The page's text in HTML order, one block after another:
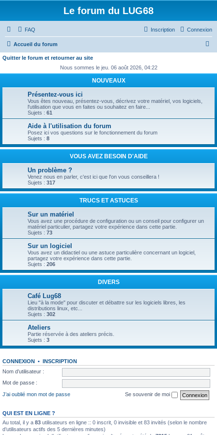
Le forum du LUG68
FAQ Connexion
Inscription
Accueil du forum
r
Quitter le forum et retourner au site
Nous sommes le jeu. 06 août 2026, 04:22
NOUVEAUX
Présentez-vous ici
Vous êtes nouveau, présentez-vous, décrivez votre matériel, vos logiciels,
l'utilisation que vous en faites ou souhaitez en faire...
Sujets : 61
Aide à l'utilisation du forum
Posez ici vos questions sur le fonctionnement du forum
Sujets : 8
VOUS AVEZ BESOIN D'AIDE
Un problème ?
Venez nous en parler, c'est ici que l'on vous conseillera !
Sujets : 317
TRUCS ET ASTUCES
Sur un matériel
Vous avez une procédure de configuration ou un conseil pour configurer un
matériel particulier, partagez votre expérience dans cette partie.
Sujets : 73
Sur un logiciel
Vous avez un didactiel ou une astuce particulière concernant un logiciel,
partagez votre expérience dans cette partie.
Sujets : 206
DIVERS
Café Lug68
Lieu "à la mode" pour discuter et débattre sur les logiciels libres, les
distributions linux, etc...
Sujets : 302
Ateliers
Partie réservée à des ateliers précis.
Sujets : 3
CONNEXION • INSCRIPTION
Nom d’utilisateur :
Mot de passe :
J’ai oublié mon mot de passe
Se souvenir de moi
QUI EST EN LIGNE ?
Au total, il y a 83 utilisateurs en ligne :: 0 inscrit, 0 invisible et 83 invités (selon le nombre
d’utilisateurs actifs des 5 dernières minutes)